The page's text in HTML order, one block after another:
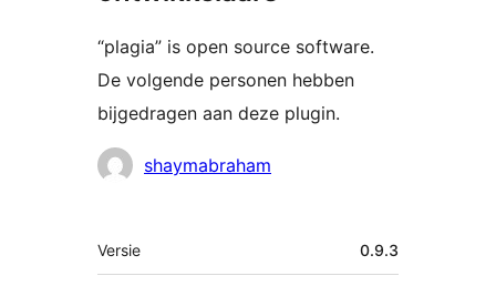
“plagia” is open source software.
De volgende personen hebben
bijgedragen aan deze plugin.
Bijdragersshaymabraham
Meta
Versie 0.9.3